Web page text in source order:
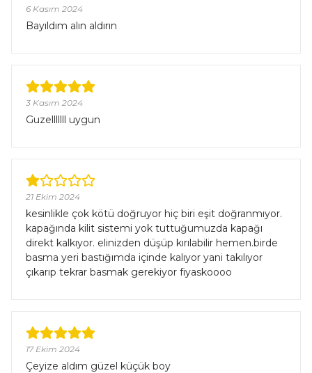
6 Kasım 2024
Bayıldım alın aldırın
3 Kasım 2024
Guzelllllll uygun
21 Ekim 2024
kesinlikle çok kötü doğruyor hiç biri eşit doğranmıyor.
kapağında kilit sistemi yok tuttuğumuzda kapağı
direkt kalkıyor. elinizden düşüp kırılabilir hemen.birde
basma yeri bastığımda içinde kalıyor yani takılıyor
çıkarıp tekrar basmak gerekiyor fiyaskoooo
17 Ekim 2024
Çeyize aldım güzel küçük boy